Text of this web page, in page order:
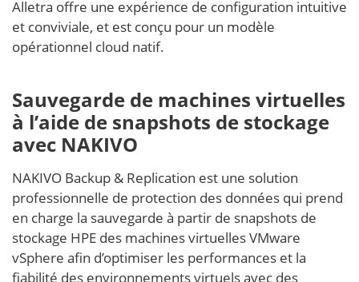
Alletra offre une expérience de configuration intuitive
et conviviale, et est conçu pour un modèle
opérationnel cloud natif.
Sauvegarde de machines virtuelles
à l’aide de snapshots de stockage
avec NAKIVO
NAKIVO Backup & Replication est une solution
professionnelle de protection des données qui prend
en charge la sauvegarde à partir de snapshots de
stockage HPE des machines virtuelles VMware
vSphere afin d’optimiser les performances et la
fiabilité des environnements virtuels avec des